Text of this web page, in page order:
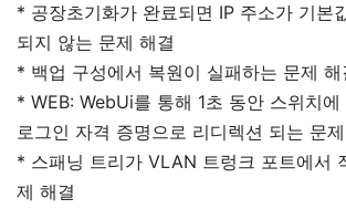
* 공장초기화가 완료되면 IP 주소가 기본
되지 않는 문제 해결
* 백업 구성에서 복원이 실패하는 문제 해
* WEB: WebUi를 통해 1초 동안 스위치
로그인 자격 증명으로 리디렉션 되는 문
* 스패닝 트리가 VLAN 트렁크 포트에서
제 해결